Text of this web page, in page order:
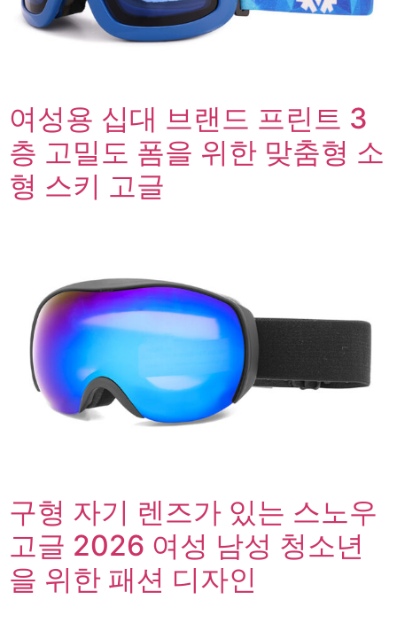
여성용 십대 브랜드 프린트 3
층 고밀도 폼을 위한 맞춤형 소
형 스키 고글
구형 자기 렌즈가 있는 스노우
고글 2026 여성 남성 청소년
을 위한 패션 디자인